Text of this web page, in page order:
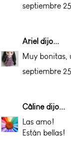
septiembre
Ariel dijo...
Muy bonitas,
septiembre
Câlinedijo...
Las amo!
Están bellas!